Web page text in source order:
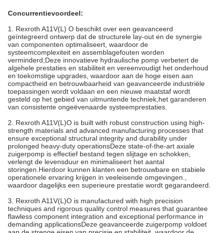
Concurrentievoordeel:
1. Rexroth A11V(L) O beschikt over een geavanceerd
geïntegreerd ontwerp dat de structurele lay-out en de synergie
van componenten optimaliseert, waardoor de
systeemcomplexiteit en assemblagefouten worden
verminderd;Deze innovatieve hydraulische pomp verbetert de
algehele prestaties en stabiliteit en vereenvoudigt het onderhoud
en toekomstige upgrades, waardoor aan de hoge eisen aan
compactheid en betrouwbaarheid van geavanceerde industriële
toepassingen wordt voldaan en een nieuwe maatstaf wordt
gesteld op het gebied van uitmuntende techniek,het garanderen
van consistente ongeëvenaarde systeemprestaties.
2. Rexroth A11V(L)O is built with robust construction using high-
strength materials and advanced manufacturing processes that
ensure exceptional structural integrity and durability under
prolonged heavy-duty operationsDeze state-of-the-art axiale
zuigerpomp is effectief bestand tegen slijtage en schokken,
verlengt de levensduur en minimaliseert het aantal
storingen.Hierdoor kunnen klanten een betrouwbare en stabiele
operationele ervaring krijgen in veeleisende omgevingen.,
waardoor dagelijks een superieure prestatie wordt gegarandeerd.
3. Rexroth A11V(L)O is manufactured with high precision
techniques and rigorous quality control measures that guarantee
flawless component integration and exceptional performance in
demanding applicationsDeze geavanceerde zuigerpomp voldoet